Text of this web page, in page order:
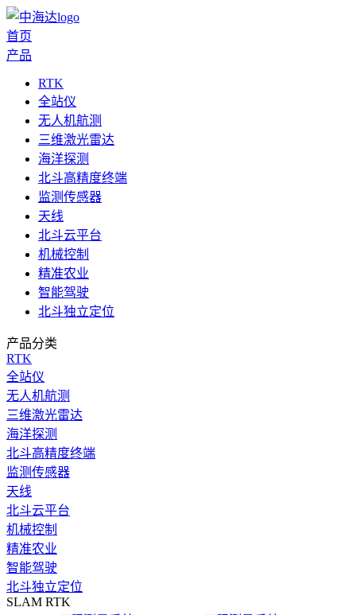
首页
产品
RTK
全站仪
无人机航测
三维激光雷达
海洋探测
北斗高精度终端
监测传感器
天线
北斗云平台
机械控制
精准农业
智能驾驶
北斗独立定位
产品分类
RTK
全站仪
无人机航测
三维激光雷达
海洋探测
北斗高精度终端
监测传感器
天线
北斗云平台
机械控制
精准农业
智能驾驶
北斗独立定位
SLAM RTK